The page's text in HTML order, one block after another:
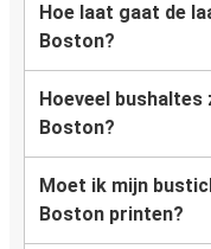
Hoe laat gaat de
Boston?
Hoeveel bushaltes
Boston?
Moet ik mijn
Boston printen?